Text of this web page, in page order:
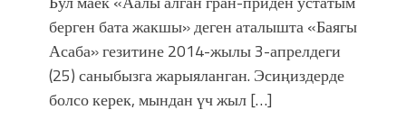
Тоо” журналынын тарыхы жана
редакторлору... (Тизме. Видео)
“КАРА КЕМПИР”: ҮМҮТТҮН
ТҮБӨЛҮК СИМВОЛУ
Кыргызстандагы эң ири музыкалуу
берген бата жакшы» деген аталышта «Баягы
Асаба» гезитине 2014-жылы 3-апрелдеги
(25) саныбызга жарыяланган. Эсиңиздерде
болсо керек, мындан үч жыл […]